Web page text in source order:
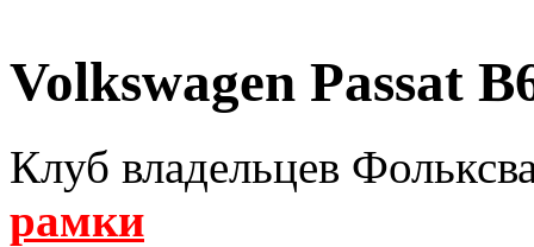
Volkswagen Passat
Клуб владельцев
рамки